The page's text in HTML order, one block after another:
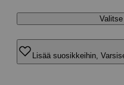
Lisää suosikkeihin,